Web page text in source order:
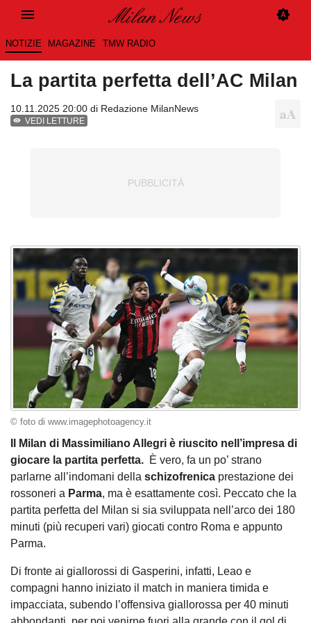
NOTIZIE MAGAZINE TMW RADIO
La partita perfetta dell’AC Milan
10.11.2025 20:00 di Redazione MilanNews
VEDI LETTURE
© foto di www.imagephotoagency.it
Il Milan di Massimiliano Allegri è riuscito nell’impresa di
giocare la partita perfetta. È vero, fa un po’ strano
parlarne all’indomani della schizofrenica prestazione dei
rossoneri a Parma, ma è esattamente così. Peccato che la
partita perfetta del Milan si sia sviluppata nell’arco dei 180
minuti (più recuperi vari) giocati contro Roma e appunto
Parma.
Di fronte ai giallorossi di Gasperini, infatti, Leao e
compagni hanno iniziato il match in maniera timida e
impacciata, subendo l’offensiva giallorossa per 40 minuti